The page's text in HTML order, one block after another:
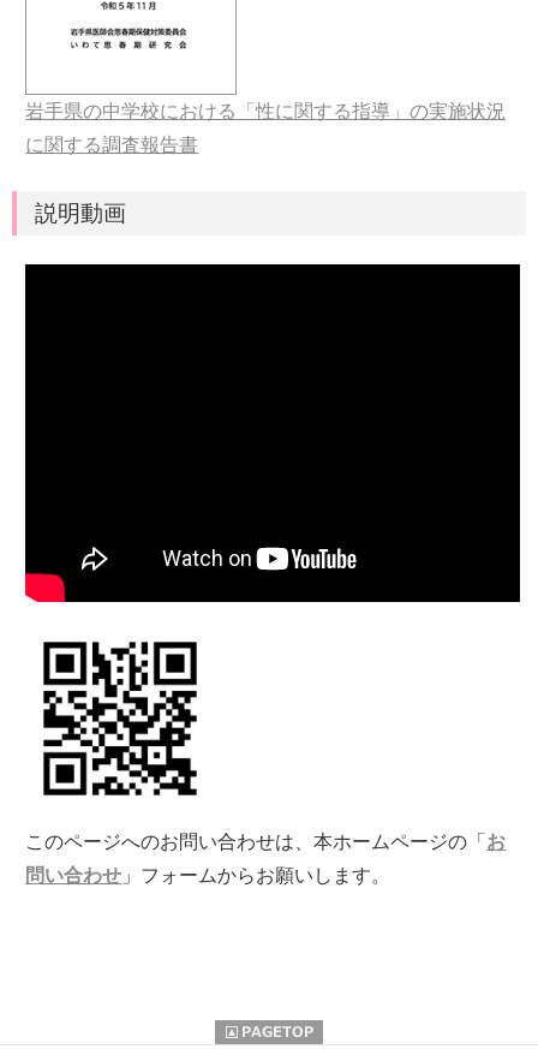
岩手県の中学校における「性に関する指導」の実施状況
に関する調査報告書
説明動画
このページへのお問い合わせは、本ホームページの「 お
問い合わせ 」フォームからお願いします。